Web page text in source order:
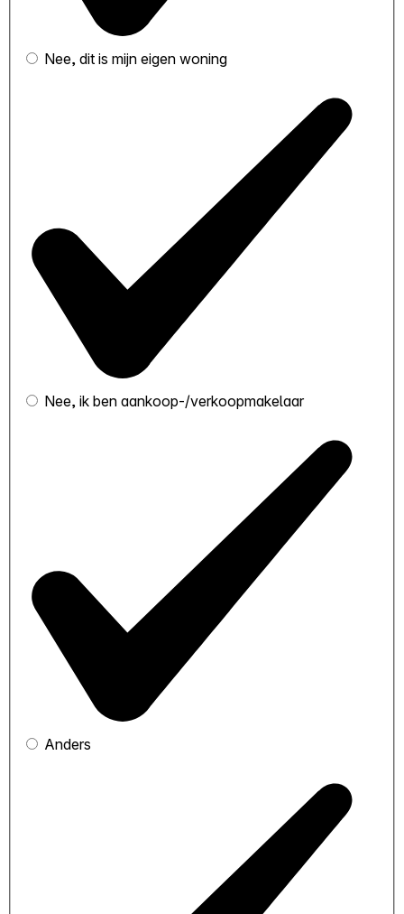
Nee, dit is mijn eigen woning
Nee, ik ben aankoop-/verkoopmakelaar
Anders